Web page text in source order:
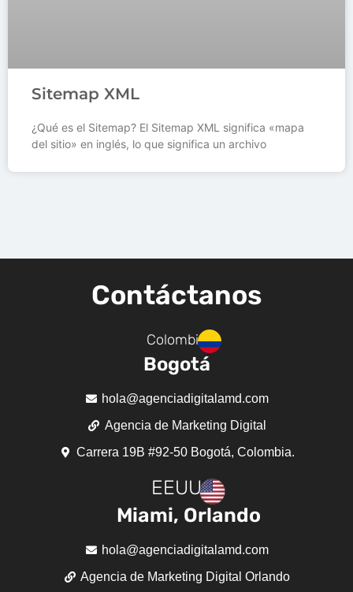
Sitemap XML
¿Qué es el Sitemap? El Sitemap XML significa «mapa
del sitio» en inglés, lo que significa un archivo
Contáctanos
Colombia
Bogotá
hola@agenciadigitalamd.com
Agencia de Marketing Digital
Carrera 19B #92-50 Bogotá, Colombia.
EEUU
Miami, Orlando
hola@agenciadigitalamd.com
Agencia de Marketing Digital Orlando